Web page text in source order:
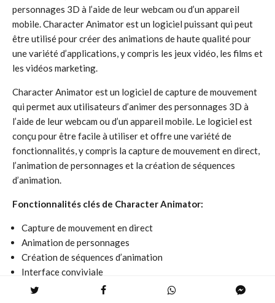
personnages 3D à l’aide de leur webcam ou d’un appareil
mobile. Character Animator est un logiciel puissant qui peut
être utilisé pour créer des animations de haute qualité pour
une variété d’applications, y compris les jeux vidéo, les films et
les vidéos marketing.
Character Animator est un logiciel de capture de mouvement
qui permet aux utilisateurs d’animer des personnages 3D à
l’aide de leur webcam ou d’un appareil mobile. Le logiciel est
conçu pour être facile à utiliser et offre une variété de
fonctionnalités, y compris la capture de mouvement en direct,
l’animation de personnages et la création de séquences
d’animation.
Fonctionnalités clés de Character Animator:
Capture de mouvement en direct
Animation de personnages
Création de séquences d’animation
Interface conviviale
Avantages: